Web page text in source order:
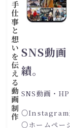
手仕事と想いを伝える動画制作 SNS動画
績。
SNS動画・
○Instagram
○ホームペー